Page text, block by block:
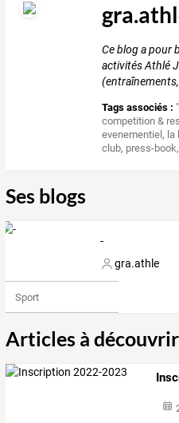
Ce blog a pour
activités Athlé
Tags associés :
competition &
evenementiel, la
club, press-book
Ses blogs
-
gra.athle
Sport
Articles à découvrir